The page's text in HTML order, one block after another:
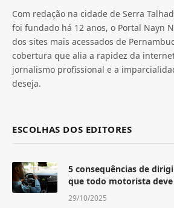
Com redação na cidade de Serra
foi fundado há 12 anos, o Portal Nayn
dos sites mais acessados de
cobertura que alia a rapidez da
jornalismo profissional e a
deseja.
ESCOLHAS DOS EDITORES
5 consequências de
que todo motorista deve
29/10/2025